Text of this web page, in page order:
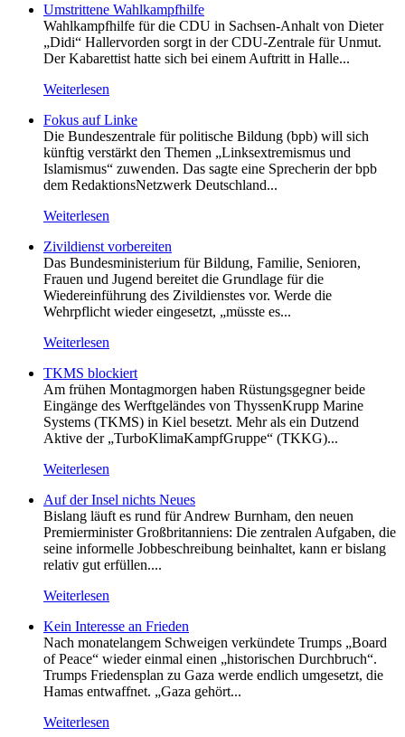
Umstrittene Wahlkampfhilfe
Wahlkampfhilfe für die CDU in Sachsen-Anhalt von Dieter
„Didi“ Hallervorden sorgt in der CDU-Zentrale für Unmut.
Der Kabarettist hatte sich bei einem Auftritt in Halle...
Weiterlesen
Fokus auf Linke
Die Bundeszentrale für politische Bildung (bpb) will sich
künftig verstärkt den Themen „Linksextremismus und
Islamismus“ zuwenden. Das sagte eine Sprecherin der bpb
dem RedaktionsNetzwerk Deutschland...
Weiterlesen
Zivildienst vorbereiten
Das Bundesministerium für Bildung, Familie, Senioren,
Frauen und Jugend bereitet die Grundlage für die
Wiedereinführung des Zivildienstes vor. Werde die
Wehrpflicht wieder eingesetzt, „müsste es...
Weiterlesen
TKMS blockiert
Am frühen Montagmorgen haben Rüstungsgegner beide
Eingänge des Werftgeländes von ThyssenKrupp Marine
Systems (TKMS) in Kiel besetzt. Mehr als ein Dutzend
Aktive der „TurboKlimaKampfGruppe“ (TKKG)...
Weiterlesen
Auf der Insel nichts Neues
Bislang läuft es rund für Andrew Burnham, den neuen
Premierminister Großbritanniens: Die zentralen Aufgaben, die
seine informelle Jobbeschreibung beinhaltet, kann er bislang
relativ gut erfüllen....
Weiterlesen
Kein Inte­resse an Frieden
Nach monatelangem Schweigen verkündete Trumps „Board
of Peace“ wieder einmal einen „historischen Durchbruch“.
Trumps Friedensplan zu Gaza werde endlich umgesetzt, die
Hamas entwaffnet. „Gaza gehört...
Weiterlesen